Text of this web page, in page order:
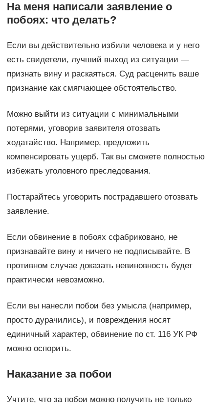
На меня написали заявление о
побоях: что делать?
Если вы действительно избили человека и у него
есть свидетели, лучший выход из ситуации —
признать вину и раскаяться. Суд расценить ваше
признание как смягчающее обстоятельство.
Можно выйти из ситуации с минимальными
потерями, уговорив заявителя отозвать
ходатайство. Например, предложить
компенсировать ущерб. Так вы сможете полностью
избежать уголовного преследования.
Постарайтесь уговорить пострадавшего отозвать
заявление.
Если обвинение в побоях сфабриковано, не
признавайте вину и ничего не подписывайте. В
противном случае доказать невиновность будет
практически невозможно.
Если вы нанесли побои без умысла (например,
просто дурачились), и повреждения носят
единичный характер, обвинение по ст. 116 УК РФ
можно оспорить.
Наказание за побои
Учтите, что за побои можно получить не только